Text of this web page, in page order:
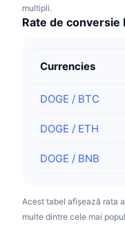
multipli.
Rate de conversie
Currencies
DOGE / BTC
DOGE / ETH
DOGE / BNB
Acest tabel afișează rata
multe dintre cele mai